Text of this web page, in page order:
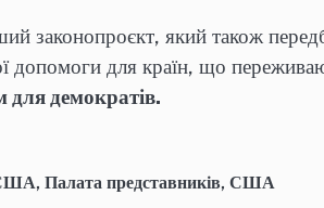
законопроєкт, який також
допомоги для країн, що
демократів.
, Палата представників, США